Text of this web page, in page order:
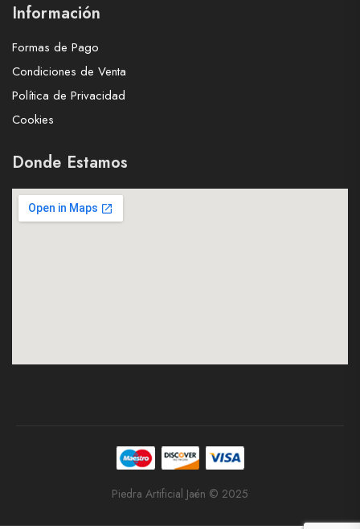
Información
Formas de Pago
Condiciones de Venta
Política de Privacidad
Cookies
Donde Estamos
Piedra Artificial Jaén © 2025